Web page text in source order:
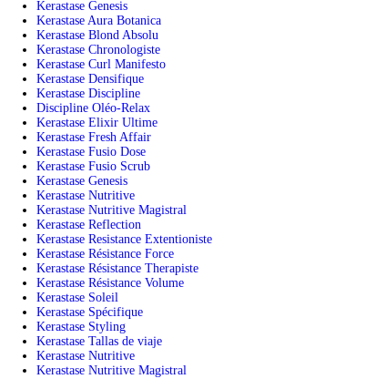
Kerastase Genesis
Kerastase Aura Botanica
Kerastase Blond Absolu
Kerastase Chronologiste
Kerastase Curl Manifesto
Kerastase Densifique
Kerastase Discipline
Discipline Oléo-Relax
Kerastase Elixir Ultime
Kerastase Fresh Affair
Kerastase Fusio Dose
Kerastase Fusio Scrub
Kerastase Genesis
Kerastase Nutritive
Kerastase Nutritive Magistral
Kerastase Reflection
Kerastase Resistance Extentioniste
Kerastase Résistance Force
Kerastase Résistance Therapiste
Kerastase Résistance Volume
Kerastase Soleil
Kerastase Spécifique
Kerastase Styling
Kerastase Tallas de viaje
Kerastase Nutritive
Kerastase Nutritive Magistral